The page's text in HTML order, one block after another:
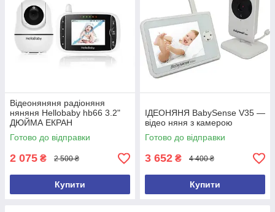
Відеоняняня радіоняня
няняня Hellobaby hb66 3.2"
ДЮЙМА ЕКРАН
Готово до відправки
2 075 ₴ 2 500 ₴
Купити
ІДЕОНЯНЯ BabySense V35 —
відео няня з камерою
Готово до відправки
3 652 ₴ 4 400 ₴
Купити